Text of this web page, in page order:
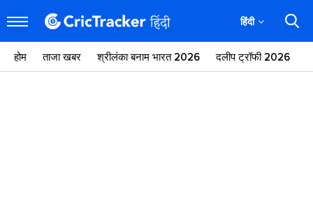
हिंदी
होम ताजा खबर श्रीलंका बनाम भारत 2026 दलीप ट्रॉफी 2026